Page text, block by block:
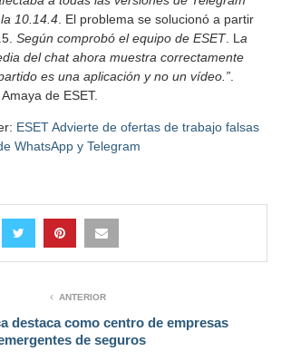
10.14.4 . El problema se solucionó a partir
Según comprobó el equipo de ESET. L a
del chat ahora muestra correctamente
es una aplicación y no un vídeo.”
de ESET.
ESET Advierte de ofertas de trabajo falsas
WhatsApp y Telegram
ANTERIOR
destaca como centro de empresas
de seguros